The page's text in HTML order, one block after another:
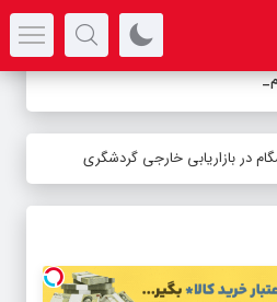
می‌شود
در بازاریابی خارجی گردشگری